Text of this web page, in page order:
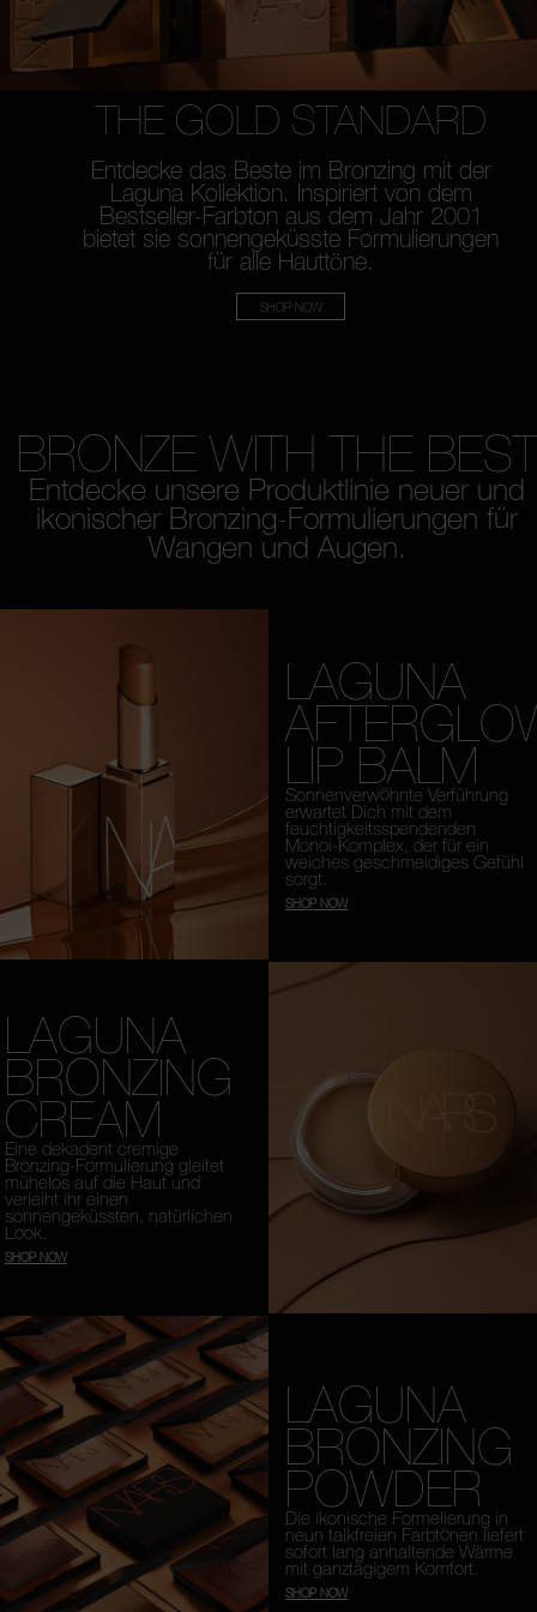
THE GOLD STANDARD
Entdecke das Beste im Bronzing mit der
Laguna Kollektion. Inspiriert von dem
Bestseller-Farbton aus dem Jahr 2001
bietet sie sonnengeküsste Formulierungen
für alle Hauttöne.
SHOP NOW
BRONZE WITH THE BEST
Entdecke unsere Produktlinie neuer und
ikonischer Bronzing-Formulierungen für
Wangen und Augen.
LAGUNA
LIP BALM
Sonnenverwöhnte Verführung
erwartet Dich mit dem
feuchtigkeitsspendenden
Monoi-Komplex, der für ein
weiches geschmeidiges Gefühl
sorgt.
SHOP NOW
LAGUNA
BRONZING
CREAM
Eine dekadent cremige
Bronzing-Formulierung gleitet
mühelos auf die Haut und
verleiht ihr einen
sonnengeküssten, natürlichen
Look.
SHOP NOW
LAGUNA
BRONZING
POWDER
Die ikonische Formelierung in
neun talkfreien Farbtönen liefert
sofort lang anhaltende Wärme
mit ganztägigem Komfort.
SHOP NOW